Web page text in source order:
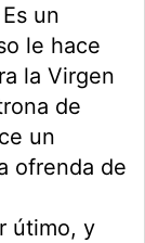
un
le hace
la Virgen
de
un
ofrenda de
útimo, y